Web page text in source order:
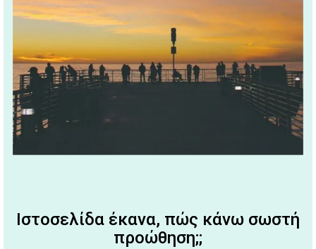
Ιστοσελίδα έκανα, πώς κάνω σωστή
προώθηση;;